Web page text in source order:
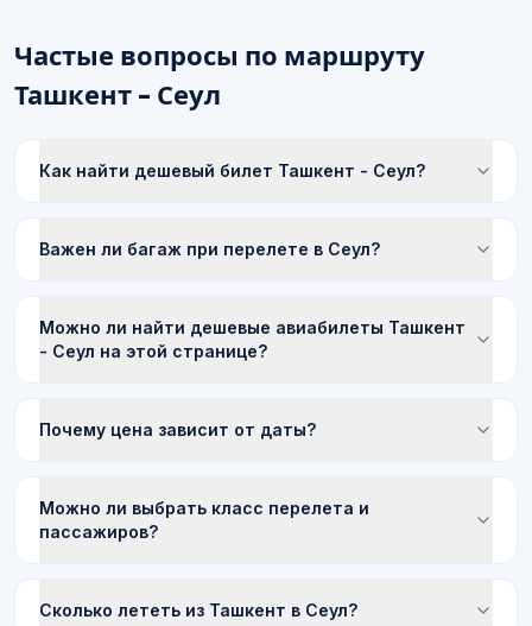
Частые вопросы по маршруту
Ташкент - Сеул
Как найти дешевый билет Ташкент - Сеул?
Важен ли багаж при перелете в Сеул?
Можно ли найти дешевые авиабилеты Ташкент
- Сеул на этой странице?
Почему цена зависит от даты?
Можно ли выбрать класс перелета и
пассажиров?
Сколько лететь из Ташкент в Сеул?